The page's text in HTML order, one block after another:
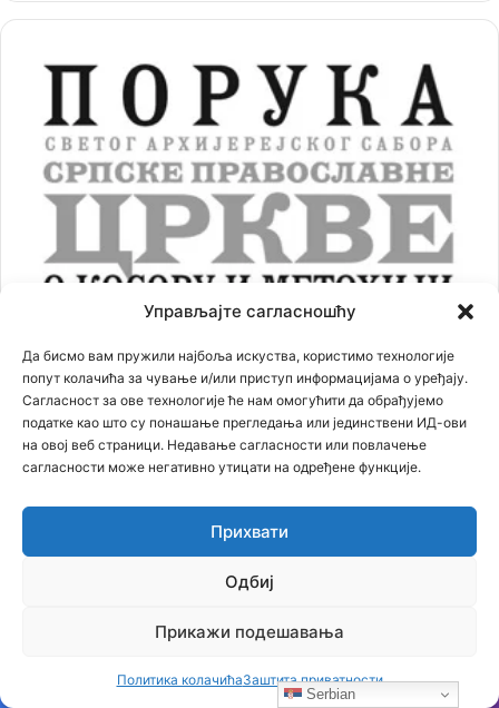
Управљајте сагласношћу
Да бисмо вам пружили најбоља искуства, користимо технологије
попут колачића за чување и/или приступ информацијама о уређају.
Сагласност за ове технологије ће нам омогућити да обрађујемо
податке као што су понашање прегледања или јединствени ИД-ови
на овој веб страници. Недавање сагласности или повлачење
сагласности може негативно утицати на одређене функције.
Прихвати
Одбиј
Прикажи подешавања
Политика колачићаЗаштита приватности
Најпопуларније вести
За Српску историју говори генерал Симовић… питања и
Овако је било вечерас у Црној Гори која је оборила
Serbian